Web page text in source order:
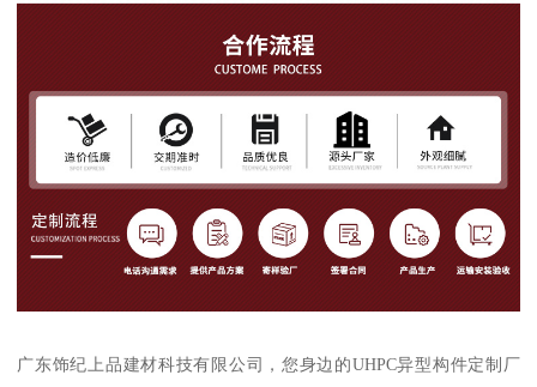
广东饰纪上品建材科技有限公司，您身边的UHPC异型构件定制厂